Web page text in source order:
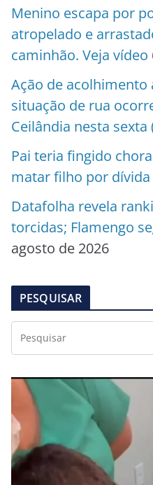
Menino escapa por
atropelado e
caminhão. Veja vídeo
Ação de acolhimento
situação de rua
Ceilândia nesta sexta
Pai teria fingido
matar filho por dívida
Datafolha revela
torcidas; Flamengo
agosto de 2026
PESQUISAR